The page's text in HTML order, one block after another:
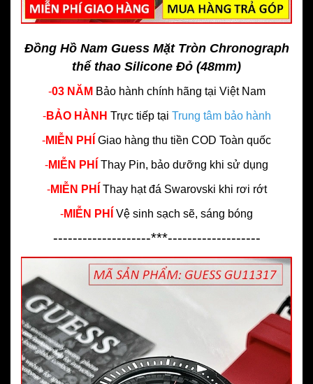
Đồng Hồ Nam Guess Mặt Tròn Chronograph
thể thao Silicone Đỏ (48mm)
-03 NĂM Bảo hành chính hãng tại Việt Nam
-BẢO HÀNH Trực tiếp tại Trung tâm bảo hành
-MIỄN PHÍ Giao hàng thu tiền COD Toàn quốc
-MIỄN PHÍ Thay Pin, bảo dưỡng khi sử dụng
-MIỄN PHÍ Thay hạt đá Swarovski khi rơi rớt
-MIỄN PHÍ Vệ sinh sạch sẽ, sáng bóng
--------------------***-------------------